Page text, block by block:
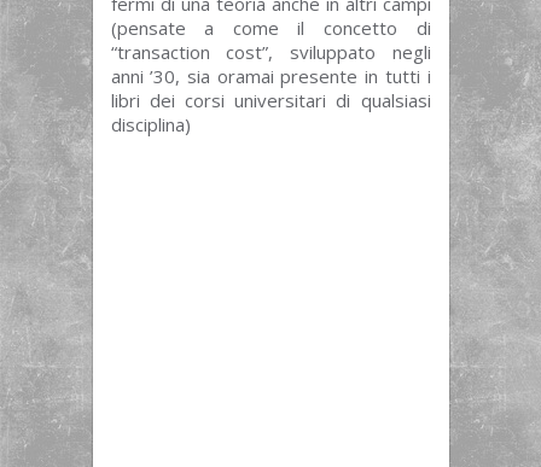
(pensate a come il concetto di
“transaction cost”, sviluppato negli
anni ’30, sia oramai presente in tutti i
libri dei corsi universitari di qualsiasi
disciplina)